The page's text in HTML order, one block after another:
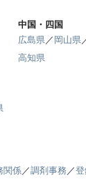
中国・四国
広島県／ 岡山県
高知県
関係／調剤事務 ／